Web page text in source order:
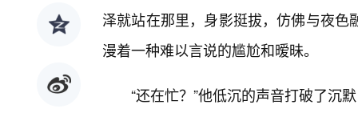
泽就站在那里，身影挺拔，仿佛与夜
漫着一种难以言说的尴尬和暧昧。
“还在忙？”他低沉的声音打破了沉